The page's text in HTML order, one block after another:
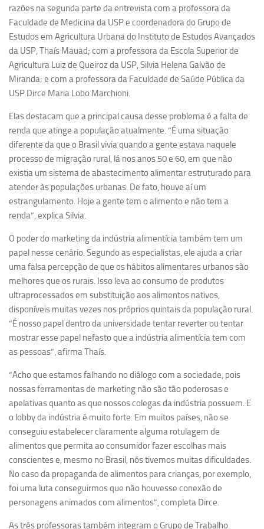
Ano Sabático
Daniel Domingues dos Santos
Programas Ano Sabático Encerrados
Cíntia Rosa Pereira de Lima
Cristina Godoy Bernardo de Oliveira (FDRP)
Fabiana Cristina Severi (FDRP)
Fernando de Lima Caneppele
Geciane Silveira Porto
Professor Sênior
Professores Seniores Encerrados
Institucional
Polo Ribeirão Preto
Equipe
Estrutura do polo
Espaço de Eventos
Projetos
Ciência Por Elas
Pint of Science
União Pró-Vacina
USP Analisa
Publicações
Clipping
Documentos
razões na segunda parte da entrevista com a professora da
Faculdade de Medicina da USP e coordenadora do Grupo de
Estudos em Agricultura Urbana do Instituto de Estudos Avançados
da USP, Thaís Mauad; com a professora da Escola Superior de
Agricultura Luiz de Queiroz da USP, Silvia Helena Galvão de
Miranda; e com a professora da Faculdade de Saúde Pública da
USP Dirce Maria Lobo Marchioni.
Elas destacam que a principal causa desse problema é a falta de
renda que atinge a população atualmente. “É uma situação
diferente da que o Brasil vivia quando a gente estava naquele
processo de migração rural, lá nos anos 50 e 60, em que não
existia um sistema de abastecimento alimentar estruturado para
atender às populações urbanas. De fato, houve aí um
estrangulamento. Hoje a gente tem o alimento e não tem a
renda”, explica Silvia.
O poder do marketing da indústria alimentícia também tem um
papel nesse cenário. Segundo as especialistas, ele ajuda a criar
uma falsa percepção de que os hábitos alimentares urbanos são
melhores que os rurais. Isso leva ao consumo de produtos
ultraprocessados em substituição aos alimentos nativos,
disponíveis muitas vezes nos próprios quintais da população rural.
“É nosso papel dentro da universidade tentar reverter ou tentar
mostrar esse papel nefasto que a indústria alimentícia tem com
as pessoas”, afirma Thaís.
“Acho que estamos falhando no diálogo com a sociedade, pois
nossas ferramentas de marketing não são tão poderosas e
apelativas quanto as que nossos colegas da indústria possuem. E
o lobby da indústria é muito forte. Em muitos países, não se
conseguiu estabelecer claramente alguma rotulagem de
alimentos que permita ao consumidor fazer escolhas mais
conscientes e, mesmo no Brasil, nós tivemos muitas dificuldades.
No caso da propaganda de alimentos para crianças, por exemplo,
foi uma luta conseguirmos que não houvesse conexão de
personagens animados com alimentos”, completa Dirce.
As três professoras também integram o Grupo de Trabalho